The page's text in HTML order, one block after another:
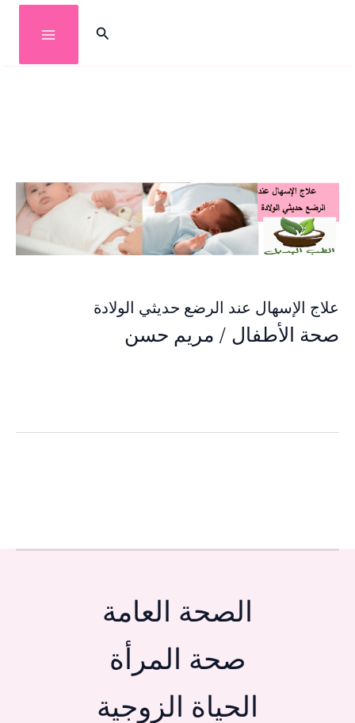
البحث
علاج الإسهال عند الرضع حديثي الولادة
صحة الأطفال / مريم حسن
الصحة العامة
صحة المرأة
الحياة الزوجية